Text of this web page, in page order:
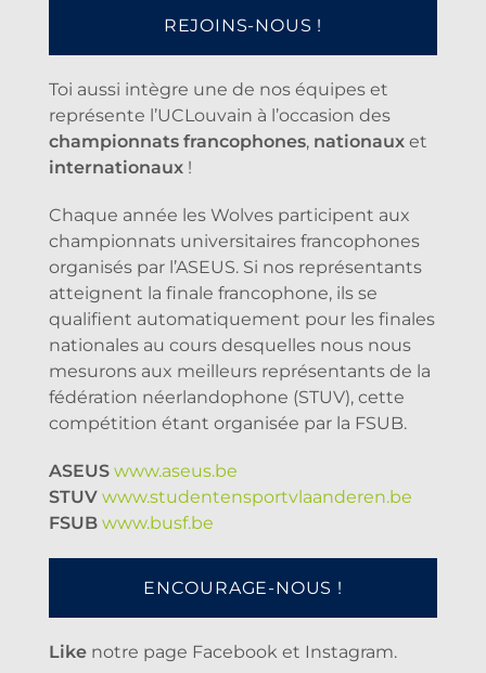
REJOINS-NOUS !
Toi aussi intègre une de nos équipes et
représente l’UCLouvain à l’occasion des
championnats francophones, nationaux et
internationaux !
Chaque année les Wolves participent aux
championnats universitaires francophones
organisés par l’ASEUS. Si nos représentants
atteignent la finale francophone, ils se
qualifient automatiquement pour les finales
nationales au cours desquelles nous nous
mesurons aux meilleurs représentants de la
fédération néerlandophone (STUV), cette
compétition étant organisée par la FSUB.
ASEUS www.aseus.be
STUV www.studentensportvlaanderen.be
FSUB www.busf.be
ENCOURAGE-NOUS !
Like notre page Facebook et Instagram.